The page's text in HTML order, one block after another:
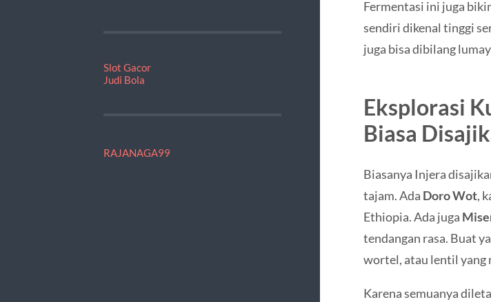
Slot Gacor
Judi Bola
RAJANAGA99
Fermentasi ini juga
sendiri dikenal tinggi
juga bisa dibilang
Eksplorasi
Biasa
Biasanya Injera
tajam. Ada Doro Wot,
Ethiopia. Ada juga
tendangan rasa. Buat
wortel, atau lentil yang
Karena semuanya